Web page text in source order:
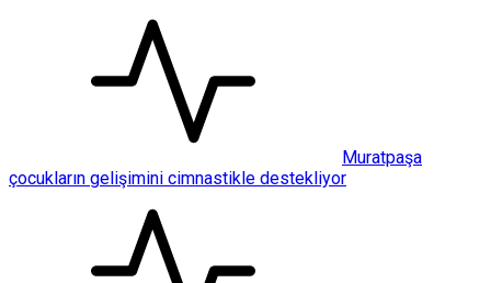
Muratpaşa
çocukların gelişimini cimnastikle destekliyor